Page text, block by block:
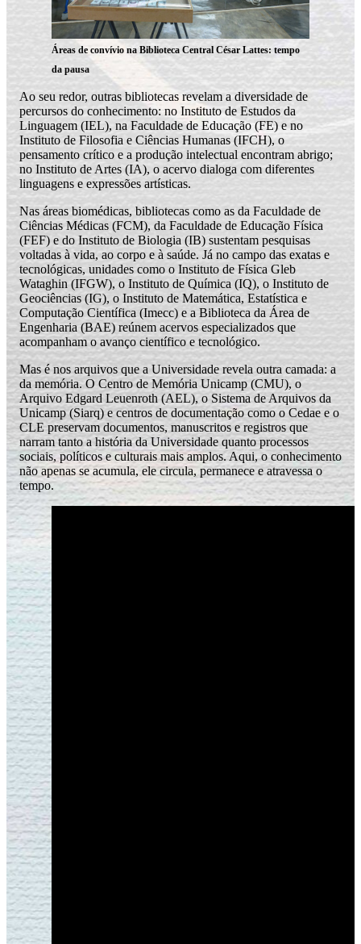
Áreas de convívio na Biblioteca Central César Lattes: tempo
da pausa
Ao seu redor, outras bibliotecas revelam a diversidade de
percursos do conhecimento: no Instituto de Estudos da
Linguagem (IEL), na Faculdade de Educação (FE) e no
Instituto de Filosofia e Ciências Humanas (IFCH), o
pensamento crítico e a produção intelectual encontram abrigo;
no Instituto de Artes (IA), o acervo dialoga com diferentes
linguagens e expressões artísticas.
Nas áreas biomédicas, bibliotecas como as da Faculdade de
Ciências Médicas (FCM), da Faculdade de Educação Física
(FEF) e do Instituto de Biologia (IB) sustentam pesquisas
voltadas à vida, ao corpo e à saúde. Já no campo das exatas e
tecnológicas, unidades como o Instituto de Física Gleb
Wataghin (IFGW), o Instituto de Química (IQ), o Instituto de
Geociências (IG), o Instituto de Matemática, Estatística e
Computação Científica (Imecc) e a Biblioteca da Área de
Engenharia (BAE) reúnem acervos especializados que
acompanham o avanço científico e tecnológico.
Mas é nos arquivos que a Universidade revela outra camada: a
da memória. O Centro de Memória Unicamp (CMU), o
Arquivo Edgard Leuenroth (AEL), o Sistema de Arquivos da
Unicamp (Siarq) e centros de documentação como o Cedae e o
CLE preservam documentos, manuscritos e registros que
narram tanto a história da Universidade quanto processos
sociais, políticos e culturais mais amplos. Aqui, o conhecimento
não apenas se acumula, ele circula, permanece e atravessa o
tempo.